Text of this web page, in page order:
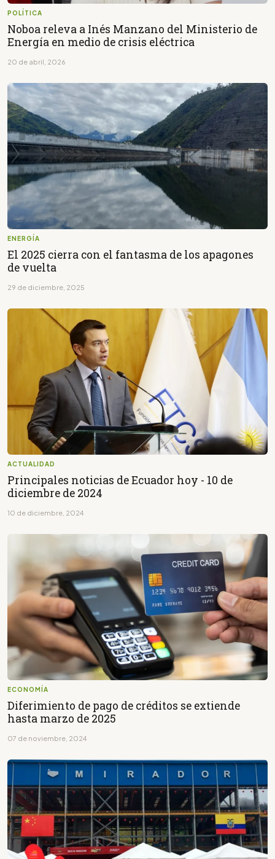
POLÍTICA
Noboa releva a Inés Manzano del Ministerio de
Energía en medio de crisis eléctrica
20 de abril, 2026
ENERGÍA
El 2025 cierra con el fantasma de los apagones
de vuelta
29 de diciembre, 2025
ACTUALIDAD
Principales noticias de Ecuador hoy - 10 de
diciembre de 2024
10 de diciembre, 2024
ECONOMÍA
Diferimiento de pago de créditos se extiende
hasta marzo de 2025
07 de noviembre, 2024